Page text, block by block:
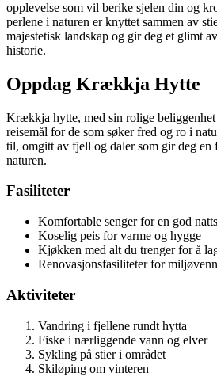
opplevelse som vil berike sjelen din og
perlene i naturen er knyttet sammen av
majestetisk landskap og gir deg et glimt
historie.
Oppdag Krækkja Hytte
Krækkja hytte, med sin rolige
reisemål for de som søker fred og ro i
til, omgitt av fjell og daler som gir deg en
naturen.
Fasiliteter
Komfortable senger for en god
Koselig peis for varme og hygge
Kjøkken med alt du trenger for å
Renovasjonsfasiliteter for
Aktiviteter
Vandring i fjellene rundt hytta
Fiske i nærliggende vann og elver
Sykling på stier i området
Skiløping om vinteren